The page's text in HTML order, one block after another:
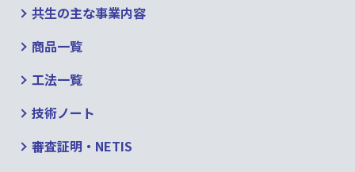
共生の主な事業内容
商品一覧
工法一覧
技術ノート
審査証明・NETIS